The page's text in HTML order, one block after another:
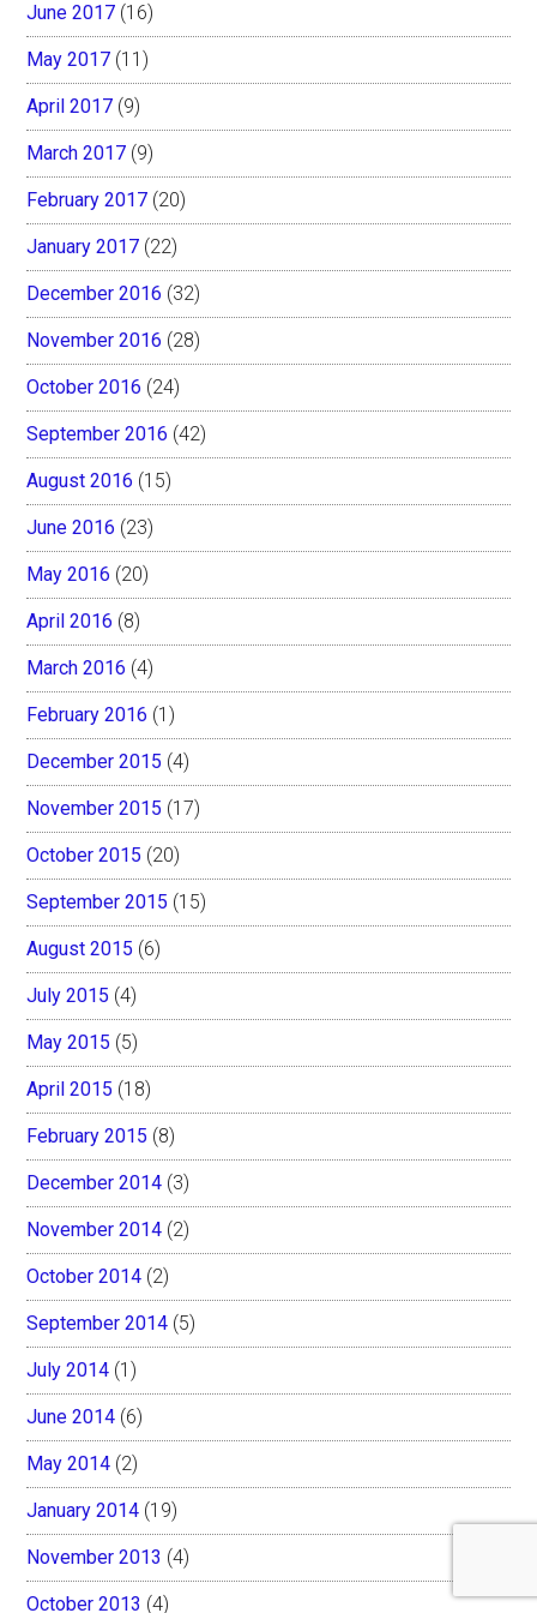
June 2017 (16)
May 2017 (11)
April 2017 (9)
March 2017 (9)
February 2017 (20)
January 2017 (22)
December 2016 (32)
November 2016 (28)
October 2016 (24)
September 2016 (42)
August 2016 (15)
June 2016 (23)
May 2016 (20)
April 2016 (8)
March 2016 (4)
February 2016 (1)
December 2015 (4)
November 2015 (17)
October 2015 (20)
September 2015 (15)
August 2015 (6)
July 2015 (4)
May 2015 (5)
April 2015 (18)
February 2015 (8)
December 2014 (3)
November 2014 (2)
October 2014 (2)
September 2014 (5)
July 2014 (1)
June 2014 (6)
May 2014 (2)
January 2014 (19)
November 2013 (4)
October 2013 (4)